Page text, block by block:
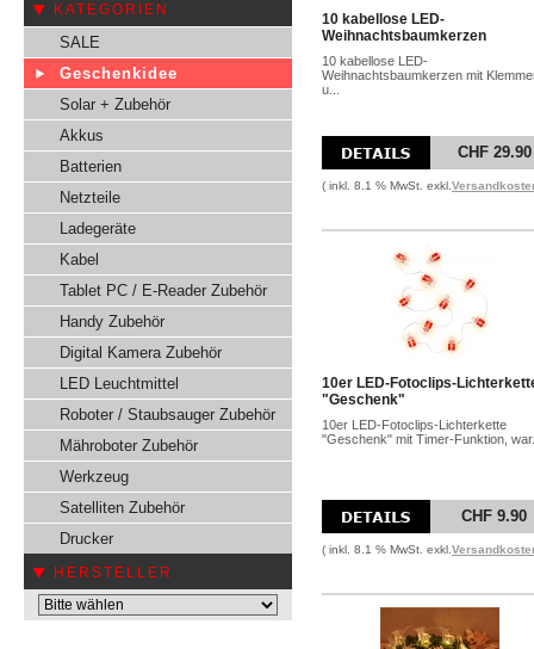
KATEGORIEN
SALE
Geschenkidee
Solar + Zubehör
Akkus
Batterien
Netzteile
Ladegeräte
Kabel
Tablet PC / E-Reader Zubehör
Handy Zubehör
Digital Kamera Zubehör
LED Leuchtmittel
Roboter / Staubsauger Zubehör
Mähroboter Zubehör
Werkzeug
Satelliten Zubehör
Drucker
HERSTELLER
10 kabellose LED-
Weihnachtsbaumkerzen
10 kabellose LED-
Weihnachtsbaumkerzen mit
u...
CHF 29.90
( inkl. 8.1 % MwSt. exkl.
10er LED-Fotoclips-
"Geschenk"
10er LED-Fotoclips-Lichterkette
"Geschenk" mit Timer-Funktion,
CHF 9.90
( inkl. 8.1 % MwSt. exkl.